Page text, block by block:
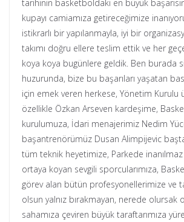
tarihinin basketboldaki en büyük
kupayı camiamıza getireceğimize
istikrarlı bir yapılanmayla, iyi bir
takımı doğru ellere teslim ettik ve her
koya koya bugünlere geldik. Ben burada
huzurunda, bize bu başarıları yaşatan
için emek veren herkese, Yönetim Kurulu
özellikle Özkan Arseven kardeşime,
kurulumuza, İdari menajerimiz Nedim
başantrenörümüz Dusan Alimpijevic
tüm teknik heyetimize, Parkede
ortaya koyan sevgili sporcularımıza,
görev alan bütün profesyonellerimize ve
olsun yalnız bırakmayan, nerede olursak
sahamıza çeviren büyük taraftarımıza